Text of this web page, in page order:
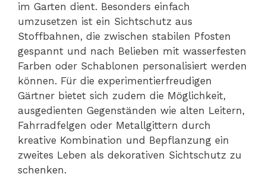
im Garten dient. Besonders einfach
umzusetzen ist ein Sichtschutz aus
Stoffbahnen, die zwischen stabilen Pfosten
gespannt und nach Belieben mit wasserfesten
Farben oder Schablonen personalisiert werden
können. Für die experimentierfreudigen
Gärtner bietet sich zudem die Möglichkeit,
ausgedienten Gegenständen wie alten Leitern,
Fahrradfelgen oder Metallgittern durch
kreative Kombination und Bepflanzung ein
zweites Leben als dekorativen Sichtschutz zu
schenken.